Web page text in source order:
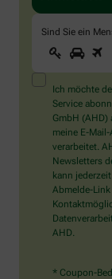
Sind Sie ein
Sind
Sie
ein
Mensch?
Dann
wählen
Sie
bitte
das
Flugzeug.
1 2
Ich möchte
Service
GmbH
meine E-
verarbeitet.
Newsletters
kann
Abmelde-
AHD.
* Coupon-